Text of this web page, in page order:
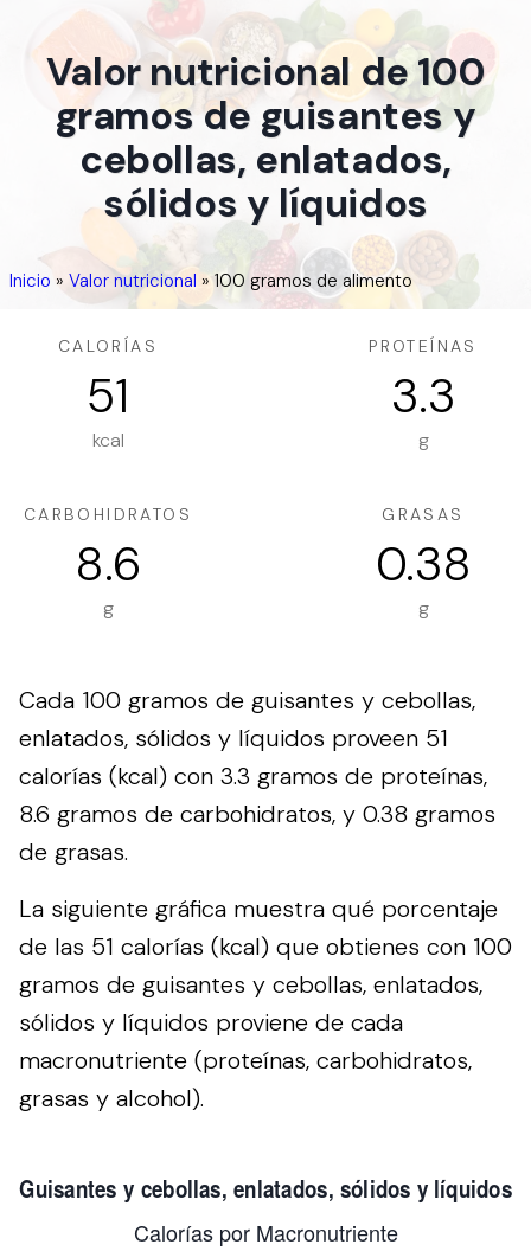
Valor nutricional de 100
gramos de guisantes y
cebollas, enlatados,
sólidos y líquidos
Inicio » Valor nutricional » 100 gramos de alimento
CALORÍAS
51
kcal
PROTEÍNAS
3.3
g
CARBOHIDRATOS
8.6
g
GRASAS
0.38
g
Cada 100 gramos de guisantes y cebollas,
enlatados, sólidos y líquidos proveen 51
calorías (kcal) con 3.3 gramos de proteínas,
8.6 gramos de carbohidratos, y 0.38 gramos
de grasas.
La siguiente gráfica muestra qué porcentaje
de las 51 calorías (kcal) que obtienes con 100
gramos de guisantes y cebollas, enlatados,
sólidos y líquidos proviene de cada
macronutriente (proteínas, carbohidratos,
grasas y alcohol).